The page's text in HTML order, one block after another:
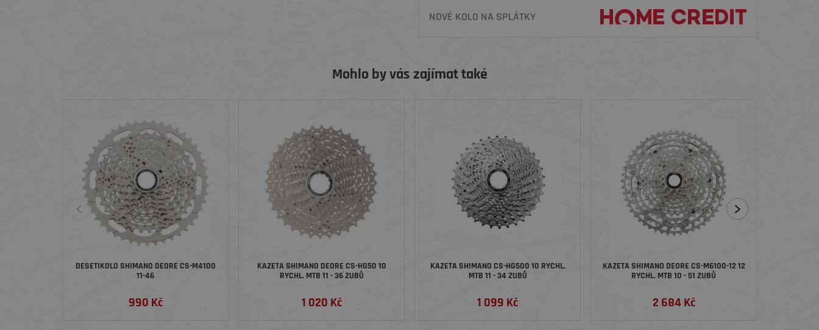
NOVÉ KOLO NA SPLÁTKY
Mohlo by vás zajímat také
DESETIKOLO SHIMANO DEORE CS-M4100
11-46
990 Kč
KAZETA SHIMANO DEORE CS-HG50 10
RYCHL. MTB 11 - 36 ZUBŮ
1 020 Kč
KAZETA SHIMANO CS-HG500 10 RYCHL.
MTB 11 - 34 ZUBŮ
1 099 Kč
KAZETA SHIMANO DEORE CS-M6100-12 12
RYCHL. MTB 10 - 51 ZUBŮ
2 684 Kč